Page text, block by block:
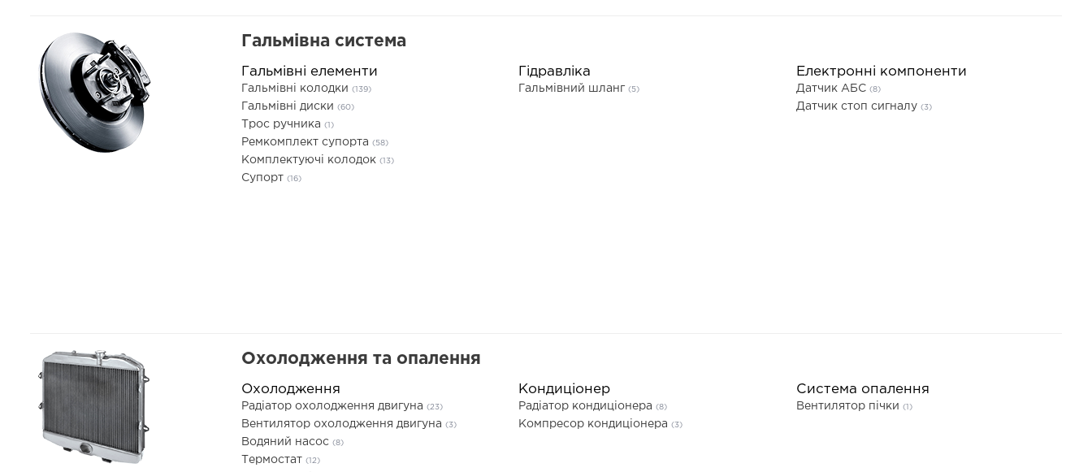
Гальмівна система
Гальмівні елементи
Гальмівні колодки (139)
Гальмівні диски (60)
Трос ручника (1)
Ремкомплект супорта (58)
Комплектуючі колодок (13)
Супорт (16)
Гідравліка
Гальмівний шланг (5)
Електронні компоненти
Датчик АБС (8)
Датчик стоп сигналу (3)
Охолодження та опалення
Охолодження
Радіатор охолодження двигуна (23)
Вентилятор охолодження двигуна (3)
Водяний насос (8)
Термостат (12)
Кондиціонер
Радіатор кондиціонера (8)
Компресор кондиціонера (3)
Система опалення
Вентилятор пічки (1)